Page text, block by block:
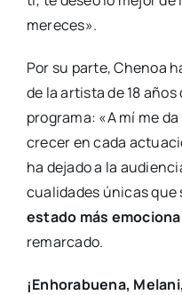
mereces».
Por su parte, Chenoa
de la artista de 18
programa: «A mí me
crecer en cada
ha dejado a la
cualidades únicas que
estado más
remarcado.
¡Enhorabuena,